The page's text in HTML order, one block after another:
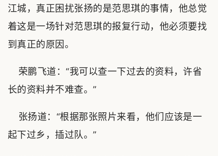
江城，真正困扰张扬的是范思琪的事情，他总觉
着这是一场针对范思琪的报复行动，他必须要找
到真正的原因。
荣鹏飞道：“我可以查一下过去的资料，许省
长的资料并不难查。”
张扬道：“根据那张照片来看，他们应该是一
起下过乡，插过队。”